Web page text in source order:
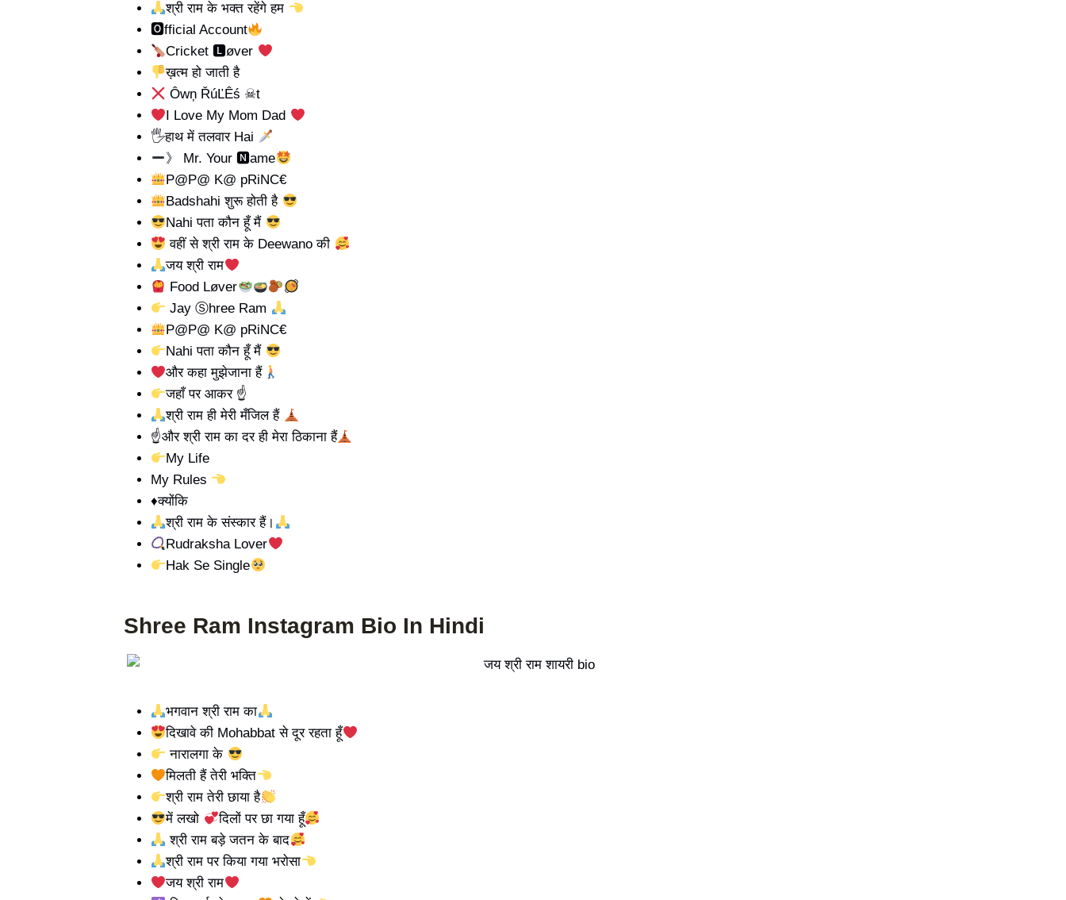
श्री राम के भक्त रहेंगे हम
🅾fficial Account
Cricket 🅻øver
ख़त्म हो जाती है
Ôwņ ŘúĽÊś ☠t
I Love My Mom Dad
🖐हाथ में तलवार Hai
》 Mr. Your 🅽ame
P@P@ K@ pRiNC€
Badshahi शुरू होती है
Nahi पता कौन हूँ मैं
वहीं से श्री राम के Deewano की
जय श्री राम
Food Løver
Jay Ⓢhree Ram
P@P@ K@ pRiNC€
Nahi पता कौन हूँ मैं
और कहा मुझेजाना हैं
जहाँ पर आकर ☝
श्री राम ही मेरी मँजिल हैं
☝और श्री राम का दर ही मेरा ठिकाना हैं
My Life
My Rules
♦️क्योंकि
श्री राम के संस्कार हैं।
Rudraksha Lover
Hak Se Single
Shree Ram Instagram Bio In Hindi
भगवान श्री राम का
दिखावे की Mohabbat से दूर रहता हूँ
नारालगा के
मिलती हैं तेरी भक्ति
श्री राम तेरी छाया है
में लखो
दिलों पर छा गया हूँ
श्री राम बड़े जतन के बाद
श्री राम पर किया गया भरोसा
जय श्री राम